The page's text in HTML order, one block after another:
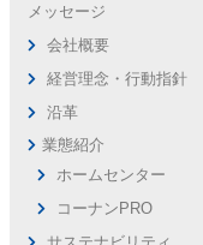
メッセージ
会社概要
経営理念・行動指針
沿革
業態紹介
ホームセンター
コーナンPRO